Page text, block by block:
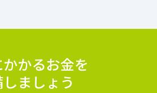
万円、法定相続人が配偶者と
かるお金を
ましょう